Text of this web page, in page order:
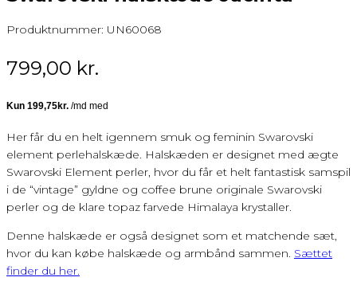
Produktnummer: UN60068
799,00 kr.
Her får du en helt igennem smuk og feminin Swarovski
element perlehalskæde. Halskæden er designet med ægte
Swarovski Element perler, hvor du får et helt fantastisk samspil
i de “vintage” gyldne og coffee brune originale Swarovski
perler og de klare topaz farvede Himalaya krystaller.
Denne halskæde er også designet som et matchende sæt,
hvor du kan købe halskæde og armbånd sammen. Sættet
finder du her.